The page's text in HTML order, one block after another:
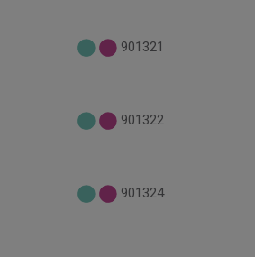
901321
901322
901324